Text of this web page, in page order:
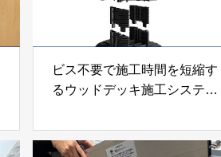
ビス不要で施工時間を短縮す
るウッドデッキ施工システム
JAPAN